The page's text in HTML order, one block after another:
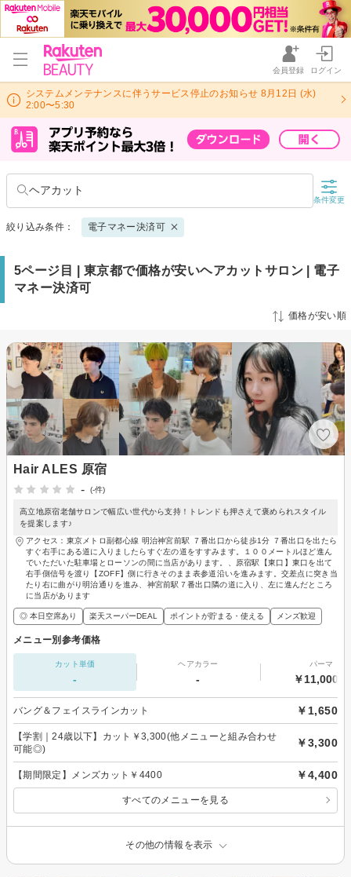
会員登録 ログイン
システムメンテナンスに伴うサービス停止のお知らせ 8月12日 (水)
2:00〜5:30
ヘアカット
条件変更
絞り込み条件： 電子マネー決済可
5ページ目 | 東京都で価格が安いヘアカットサロン | 電子
マネー決済可
価格が安い順
Hair ALES 原宿
-
(-件)
高立地原宿老舗サロンで幅広い世代から支持！トレンドも押さえて褒められスタイル
を提案します♪
アクセス：東京メトロ副都心線 明治神宮前駅 ７番出口から徒歩1分 ７番出口を出たら
すぐ右手にある道に入りましたらすぐ左の道をすすみます。１００メートルほど進ん
でいただいた駐車場とローソンの間に当店があります。、原宿駅【東口】東口を出て
右手側信号を渡り【ZOFF】側に行きそのまま表参道沿いを進みます。交差点に突き当
たり右に曲がり明治通りを進み、神宮前駅７番出口隣の道に入り、左に進んだところ
に当店があります
◎ 本日空席あり 楽天スーパーDEAL ポイントが貯まる・使える メンズ歓迎
メニュー別参考価格
カット単価
-
ヘアカラー
-
パーマ
￥11,000～
バング＆フェイスラインカット ￥1,650
【学割｜24歳以下】カット￥3,300(他メニューと組み合わせ
可能◎)
￥3,300
【期間限定】メンズカット￥4400 ￥4,400
すべてのメニューを見る
その他の情報を表示